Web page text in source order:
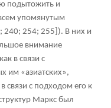
подытожить и
упомянутым
240; 254; 255]). В них и
внимание
в связи с
им «азиатских»,
связи с подходом его к
Маркс был